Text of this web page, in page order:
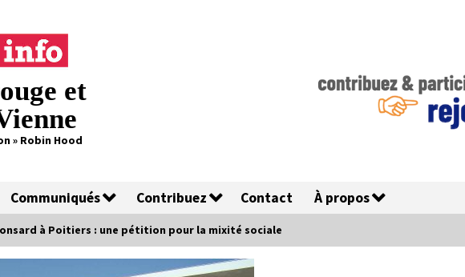
et
» Robin Hood
Communiqués Contribuez Contact À propos
à Poitiers : une pétition pour la mixité sociale